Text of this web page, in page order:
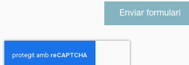
Enviar formulari